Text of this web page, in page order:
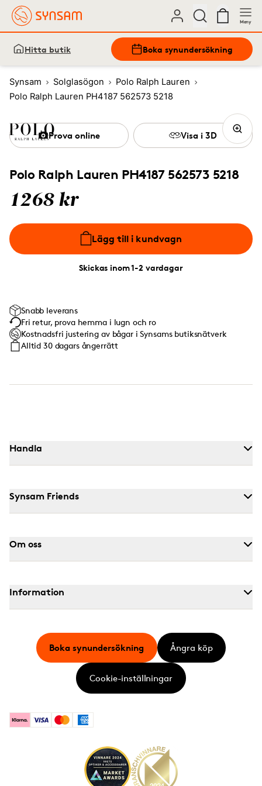
Meny
Hitta butik Boka synundersökning
Synsam Solglasögon
Polo Ralph Lauren
Polo Ralph Lauren PH4187 562573 5218
Polo Ralph Lauren PH4187 562573 5218
1268 kr
Lägg till i kundvagn
Skickas inom 1-2 vardagar
Prova online Visa i 3D
Snabb leverans
Fri retur, prova hemma i lugn och ro
Kostnadsfri justering av bågar i Synsams butiksnätverk
Alltid 30 dagars ångerrätt
Handla
Synsam Friends
Om oss
Information
KlarnaVisa MastercardAmerican Express
Boka synundersökning Ångra köp
Cookie-inställningar